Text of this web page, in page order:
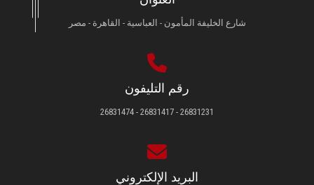
شارع الخليفة المأمون - العباسية - القاهرة - مصر
رقم التليفون
26831231 - 26831417 - 26831474
البريد الإلكتروني